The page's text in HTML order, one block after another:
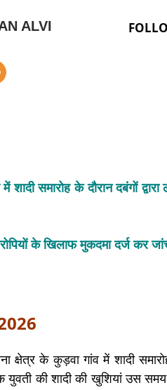
ALVI
शादी समारोह के दौरान दबंगों
के खिलाफ मुकदमा दर्ज कर
के कुड़वा गांव में शादी
की शादी की खुशियां उस